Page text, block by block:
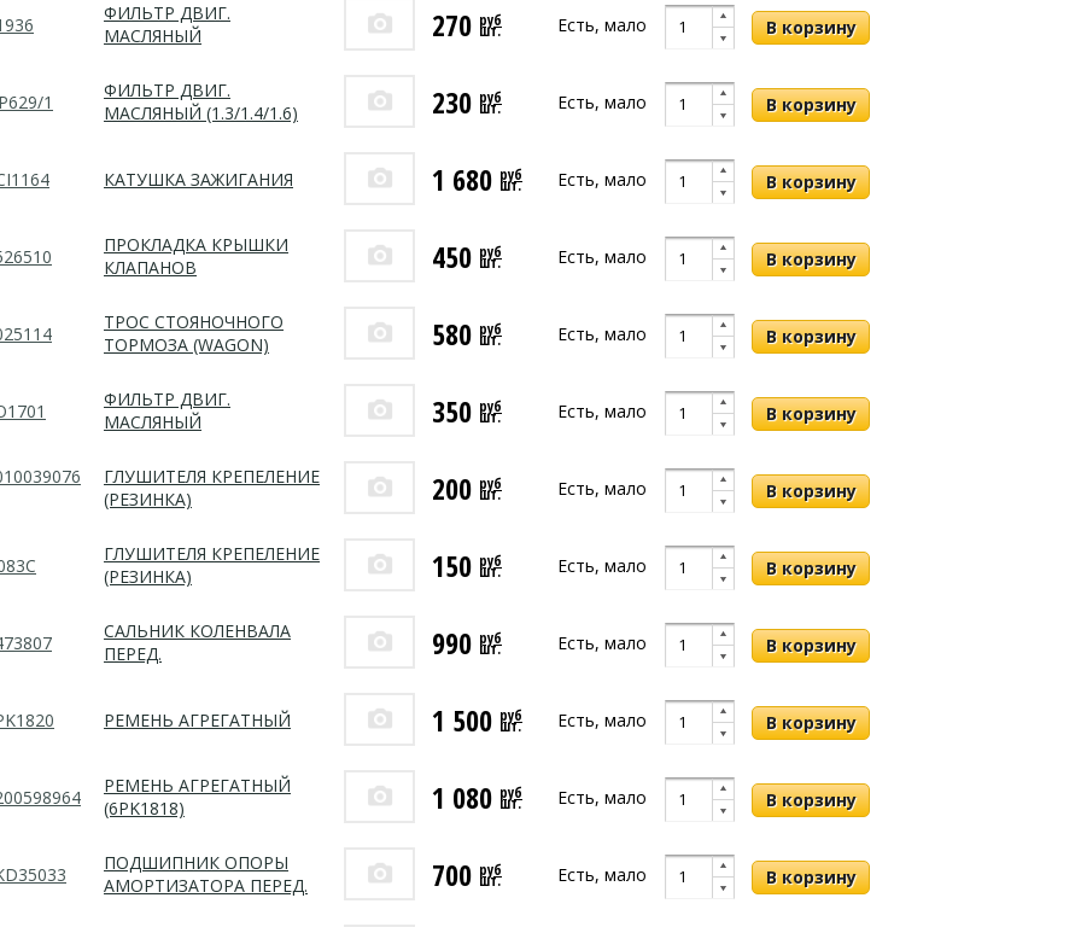
ФИЛЬТР ДВИГ.
МАСЛЯНЫЙ
270 руб
шт. Есть, мало
1
ФИЛЬТР ДВИГ.
МАСЛЯНЫЙ (1.3/1.4/1.6)
230 руб
шт. Есть, мало
КАТУШКА ЗАЖИГАНИЯ 1 680 руб
шт. Есть, мало
ПРОКЛАДКА КРЫШКИ
КЛАПАНОВ
450 руб
шт. Есть, мало
ТРОС СТОЯНОЧНОГО
ТОРМОЗА (WAGON)
580 руб
шт. Есть, мало
ФИЛЬТР ДВИГ.
МАСЛЯНЫЙ
350 руб
шт. Есть, мало
ГЛУШИТЕЛЯ КРЕПЕЛЕНИЕ
(РЕЗИНКА)
200 руб
шт. Есть, мало
ГЛУШИТЕЛЯ КРЕПЕЛЕНИЕ
(РЕЗИНКА)
150 руб
шт. Есть, мало
САЛЬНИК КОЛЕНВАЛА
ПЕРЕД.
990 руб
шт. Есть, мало
РЕМЕНЬ АГРЕГАТНЫЙ 1 500 руб
шт. Есть, мало
РЕМЕНЬ АГРЕГАТНЫЙ
(6PK1818)
1 080 руб
шт. Есть, мало
ПОДШИПНИК ОПОРЫ
АМОРТИЗАТОРА ПЕРЕД.
700 руб
шт. Есть, мало